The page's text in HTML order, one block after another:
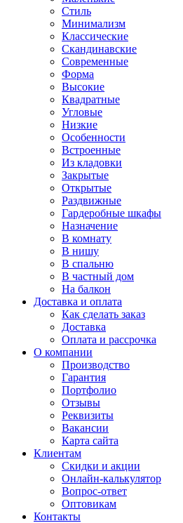
Стиль
Минимализм
Классические
Скандинавские
Современные
Форма
Высокие
Квадратные
Угловые
Низкие
Особенности
Встроенные
Из кладовки
Закрытые
Открытые
Раздвижные
Гардеробные шкафы
Назначение
В комнату
В нишу
В спальню
В частный дом
На балкон
Доставка и оплата
Как сделать заказ
Доставка
Оплата и рассрочка
О компании
Производство
Гарантия
Портфолио
Отзывы
Реквизиты
Вакансии
Карта сайта
Клиентам
Скидки и акции
Онлайн-калькулятор
Вопрос-ответ
Оптовикам
Контакты